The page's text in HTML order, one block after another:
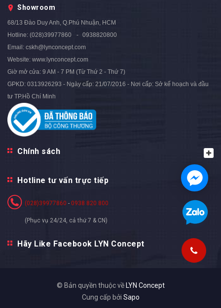
Showroom
68/13 Đào Duy Anh, Q.Phú Nhuận, HCM
Hotline: (028)39977860
0938820800
Email: cskh@lynconcept.com
Website: www.lynconcept.com
Giờ mở cửa: 9 AM - 7 PM (Từ Thứ 2 - Thứ 7)
GPKD: 0313926293 - Ngày cấp: 21/07/2016 - Nơi cấp: Sở kế hoạch và đầu
tư TP.Hồ Chí Minh
Chính sách
Hotline tư vấn trực tiếp
(028)39977860 - 0938 820 800
(Phục vụ 24/24, cả thứ 7 & CN)
Hãy Like Facebook LYN Concept
© Bản quyền thuộc về LYN Concept
Cung cấp bởi Sapo